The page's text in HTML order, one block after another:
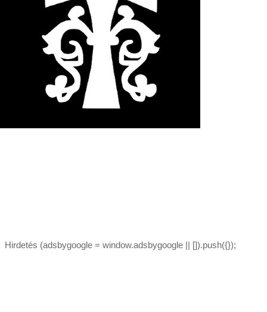
Hirdetés (adsbygoogle = window.adsbygoogle || []).push({});